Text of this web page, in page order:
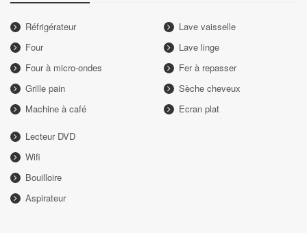
Réfrigérateur
Four
Four à micro-ondes
Grille pain
Machine à café
Lave vaisselle
Lave linge
Fer à repasser
Sèche cheveux
Ecran plat
Lecteur DVD
Wifi
Bouilloire
Aspirateur